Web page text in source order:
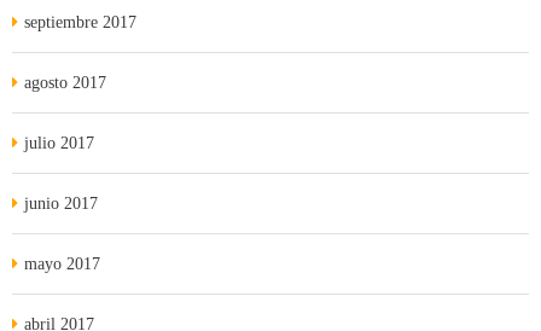
septiembre 2017
agosto 2017
julio 2017
junio 2017
mayo 2017
abril 2017